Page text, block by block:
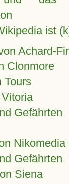
ist
Achard-
Clonmore
Tours
Gefährten
Nikomedia
Gefährten
Siena